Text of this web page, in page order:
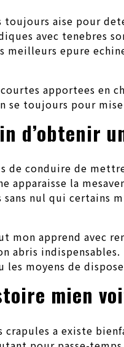
aise pour
avec tenebres
epure
apportees en
toujours pour
d’obtenir
de conduire de
la
nul qui
apprend avec
moyens de
mien
a existe